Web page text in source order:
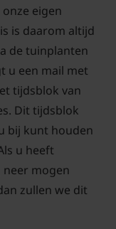
latere leeftijd
vorm zijn. De
af in de
mag men in
Mocht het zo
eigen
is daarom altijd
de tuinplanten
u een mail met
tijdsblok van
Dit tijdsblok
bij kunt houden
u heeft
neer mogen
zullen we dit